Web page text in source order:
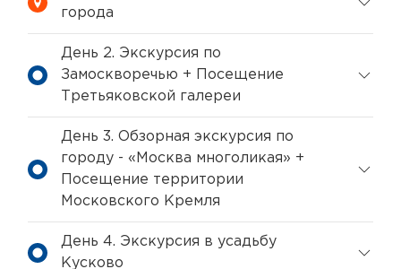
города
День 2. Экскурсия по
Замоскворечью + Посещение
Третьяковской галереи
День 3. Обзорная экскурсия по
городу - «Москва многоликая» +
Посещение территории
Московского Кремля
День 4. Экскурсия в усадьбу
Кусково